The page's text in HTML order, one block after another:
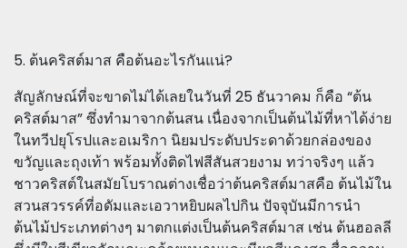
5. ต้นคริสต์มาส คือต้นอะไรกันแน่?
สัญลักษณ์ที่จะขาดไม่ได้เลยในวันที่ 25 ธันวาคม ก็คือ “ต้น
คริสต์มาส” ซึ่งทำมาจากต้นสน เนื่องจากเป็นต้นไม้ที่หาได้ง่าย
ในทวีปยุโรปและอเมริกา นิยมประดับประดาด้วยกล่องของ
ขวัญและถุงเท้า พร้อมทั้งติดไฟสีสันสวยงาม ทว่าจริงๆ แล้ว
ชาวคริสต์ในสมัยโบราณต่างเชื่อว่าต้นคริสต์มาสคือ ต้นไม้ใน
สวนสวรรค์ที่อดัมและเอวาหยิบผลไปกิน ปัจจุบันมีการนำ
ต้นไม้ประเภทต่างๆ มาตกแต่งเป็นต้นคริสต์มาส เช่น ต้นฮอลลี